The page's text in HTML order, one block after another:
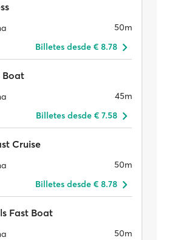
50m
Billetes desde € 8.78
Boat
45m
Billetes desde € 7.58
Cruise
50m
Billetes desde € 8.78
Fast Boat
50m